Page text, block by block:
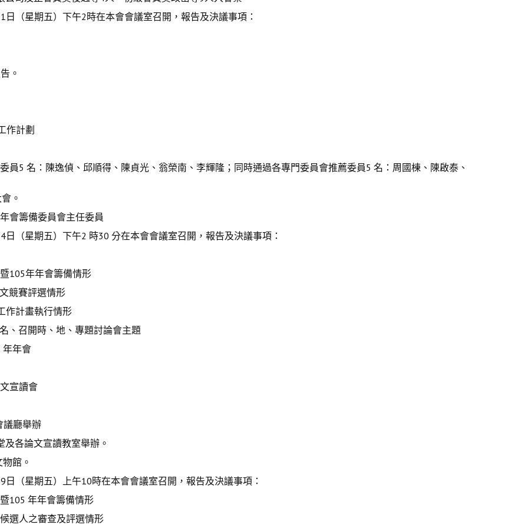
（星期五）下午2時在本會會議室召開，報告及決議事項：
。
計劃
名：陳逸偵、邱順得、陳貞光、翁榮南、李輝隆；同時通過各專門委員會推薦委員5 名：周國棟、陳啟泰、
。
籌備委員會主任委員
（星期五）下午2 時30 分在本會會議室召開，報告及決議事項：
年年會籌備情形
賽評選情形
計畫執行情形
召開時、地、專題討論會主題
年年會
宣讀會
議廳舉辦
論文宣讀教室舉辦。
館。
（星期五）上午10時在本會會議室召開，報告及決議事項：
年年會籌備情形
人之審查及評選情形